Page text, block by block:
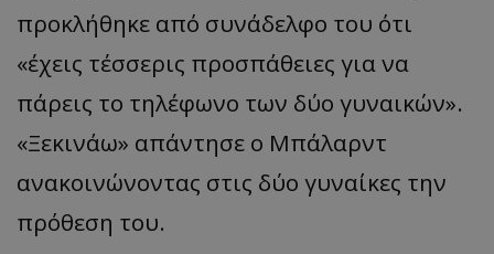
προκλήθηκε από συνάδελφο του ότι
«έχεις τέσσερις προσπάθειες για να
πάρεις το τηλέφωνο των δύο γυναικών».
«Ξεκινάω» απάντησε ο Μπάλαρντ
ανακοινώνοντας στις δύο γυναίκες την
πρόθεση του.